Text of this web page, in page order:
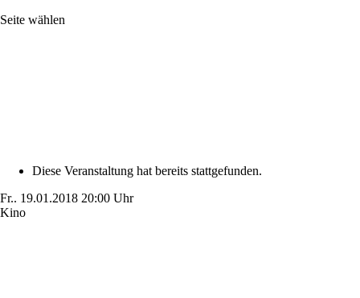
Seite wählen
Diese Veranstaltung hat bereits stattgefunden.
Fr.. 19.01.2018 20:00 Uhr
Kino